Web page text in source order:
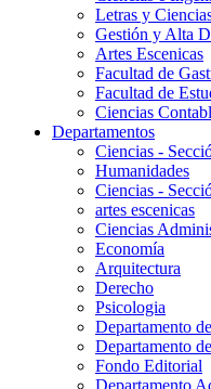
Letras y
Gestión y Alta
Artes Escenicas
Facultad de
Facultad de
Ciencias
Departamentos
Ciencias -
Humanidades
Ciencias -
artes escenicas
Ciencias
Economía
Arquitectura
Derecho
Psicologia
Departamento
Departamento
Fondo Editorial
Departamento